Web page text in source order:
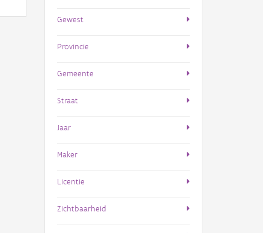
Gewest
Provincie
Gemeente
Straat
Jaar
Maker
Licentie
Zichtbaarheid